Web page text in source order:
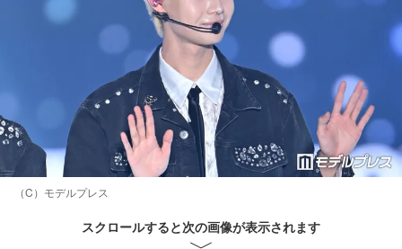
（C）モデルプレス
スクロールすると次の画像が表示されます